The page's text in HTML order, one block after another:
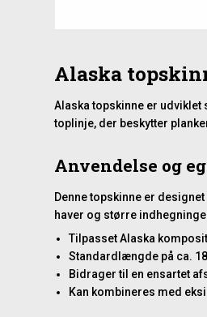
Alaska
Alaska topskinne er
toplinje, der beskytter
Anvendelse og
Denne topskinne er
haver og større
Tilpasset Alaska
Standardlængde på ca.
Bidrager til en ensartet
Kan kombineres med